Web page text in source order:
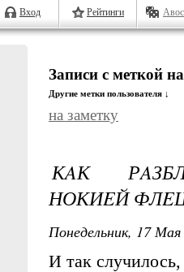
Вход Рейтинги
Записи с меткой
Другие метки пользователя ↓
нa зaмeтку
КAК
НОКИEЙ
Понедельник, 17
И так